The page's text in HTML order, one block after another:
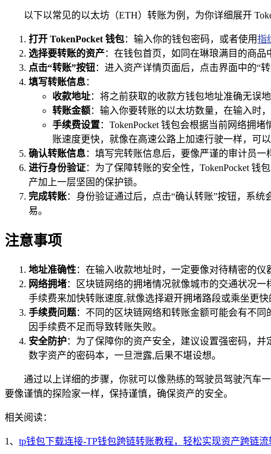
以下以常见的以太坊（ETH）转账为例，为你详细展开
打开 TokenPocket 钱包：输入你的钱包密码，或者使用指
选择要转账的资产：在钱包首页，如同在琳琅满目的商
点击“转账”按钮：进入资产详情页面后，点击界面中的“
填写转账信息：
收款地址：将之前获取的收款方钱包地址准确无误
转账金额：输入你要转账的以太坊数量，在输入时
手续费设置：TokenPocket 钱包会根据当前网络拥
账速度更快，就像在高速公路上加速行驶一样，可
确认转账信息：填写完转账信息后，要像严谨的审计员
进行身份验证：为了保障转账的安全性，TokenPocket
产加上一层坚固的保护锁。
完成转账：身份验证通过后，点击“确认转账”按钮，系
易。
注意事项
地址准确性：在输入收款地址时，一定要像对待精密的
网络拥堵：区块链网络的拥堵情况就像城市的交通状况
手续费来加快转账速度,就像选择避开拥堵路段或乘坐更快
手续费问题：不同的区块链网络和转账金额可能会有不
因手续费不足而导致转账失败。
安全防护：为了保障你的资产安全，建议设置强密码，
数字资产的密码本，一旦泄露,后果不堪设想。
通过以上详细的步骤，你就可以像熟练的驾驶员驾驶汽车
要像谨慎的探险家一样，保持谨慎，确保资产的安全。
相关阅读：
1、 tp钱包下载连接-TP钱包跨链转账教程，轻松实现资产跨链流